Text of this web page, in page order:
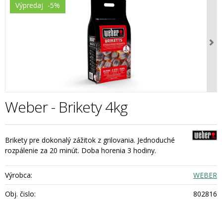
Výpredaj -5%
Weber - Brikety 4kg
Brikety pre dokonalý zážitok z grilovania. Jednoduché
rozpálenie za 20 minút. Doba horenia 3 hodiny.
Výrobca:
WEBER
Obj. čislo:
802816